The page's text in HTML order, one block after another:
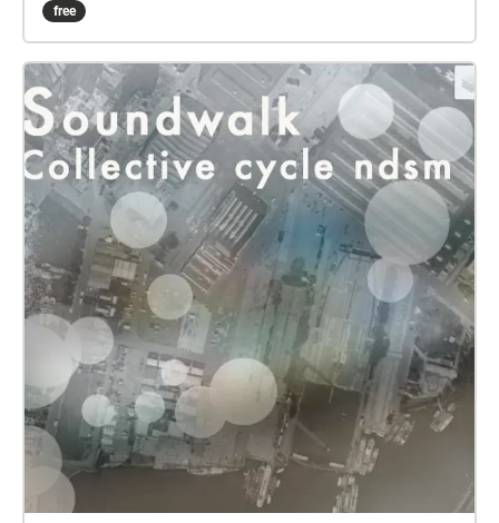
represented in purple. When you are standing in an
NDSM and the sounds will change to fit your
location. You will hear music, and perhaps the
ghosts of the former activity of the wharf. From the
1920s to the 1980s, Amsterdam’s NDSM Wharf was
one of the largest shipyards in the world. When the
shipyard closed in 1984, the area around it became
“stigmatized as a poor neighbourhood populated by
immigrants and former labourers from the now
defunct shipping industry”. The story of the
redevelopment of NDSM begins in the late 90s, and it
is somewhat unusual, being rooted in Amsterdam’s
countercultural squatting scene. In recent years
multinational companies have opened offices here,
and thousands of new luxury homes have been built;
developers and corporations both keen to capitalise
on the cultural cache of the area that exists as a
result of an underground arts scene. Once again the
free